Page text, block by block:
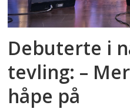
Debuterte i
tevling: –
håpe på